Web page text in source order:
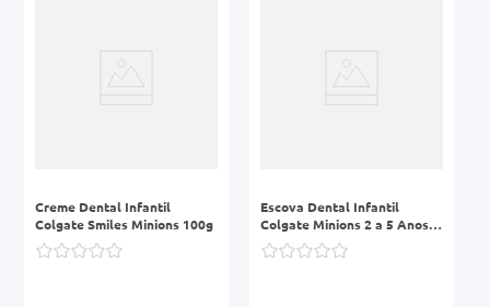
Creme Dental Infantil
Colgate Smiles Minions 100g
Escova Dental Infantil
Colgate Minions 2 a 5 Anos 2
Unidades